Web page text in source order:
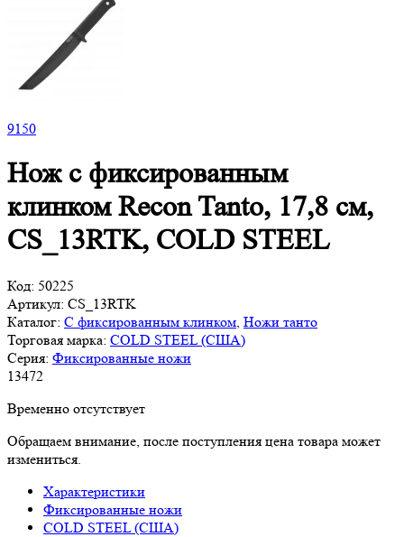
9150
Нож с фиксированным
клинком Recon Tanto, 17,8 см,
CS_13RTK, COLD STEEL
Код: 50225
Артикул: CS_13RTK
Каталог: С фиксированным клинком Ножи танто
Торговая марка: COLD STEEL (США)
Серия: Фиксированные ножи
13472
Временно отсутствует
Обращаем внимание, после поступления цена товара может
измениться.
Характеристики
Фиксированные ножи
COLD STEEL (США)